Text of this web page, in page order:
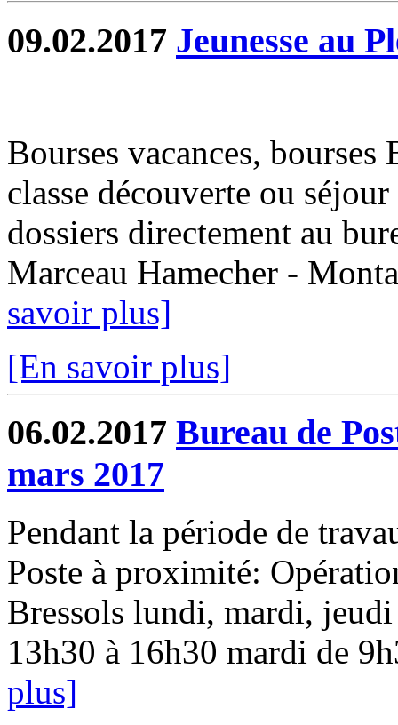
09.02.2017 Jeunesse au
Bourses vacances,
classe découverte ou
dossiers directement au
Marceau Hamecher -
savoir plus]
[En savoir plus]
06.02.2017 Bureau de
mars 2017
Pendant la période de
Poste à proximité:
Bressols lundi, mardi,
13h30 à 16h30 mardi de
plus]